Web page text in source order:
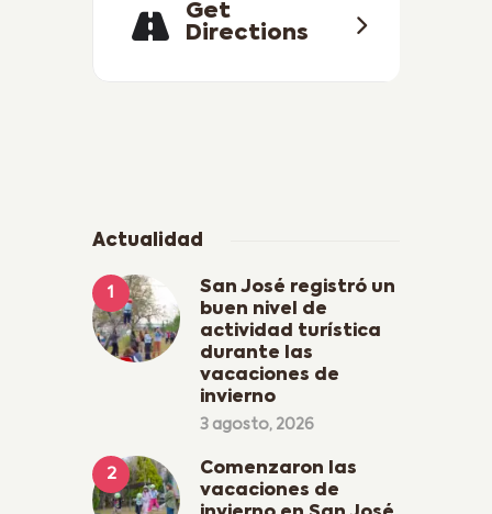
Get
Directions
Actualidad
San José registró un
buen nivel de
actividad turística
durante las
vacaciones de
invierno
3 agosto, 2026
Comenzaron las
vacaciones de